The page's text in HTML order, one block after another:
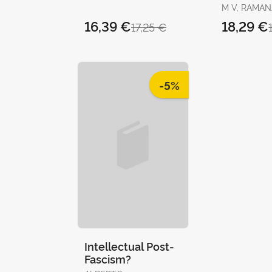
17,25 €
16,39 €
M V,
18,29 €
-5%
Intellectual Post-
Fascism?